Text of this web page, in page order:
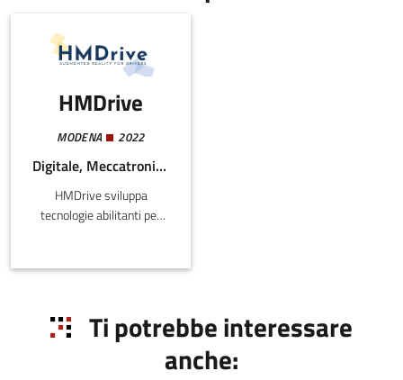
HMDrive
MODENA 2022
Digitale, Meccatronica e Materiali
HMDrive sviluppa
tecnologie abilitanti per
veicoli.Il prodotto
una sistema
hardware/software che
Ti potrebbe interessare
anche: